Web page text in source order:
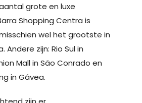
grote en luxe
Shopping Centra is
wel het grootste in
Andere zijn: Rio Sul in
Mall in São Conrado en
in Gávea.